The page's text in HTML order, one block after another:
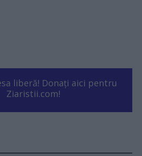
liberă! Donați aici pentru
Ziaristii.com!